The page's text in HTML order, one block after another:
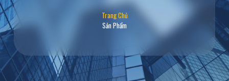
Trang Chủ
Sản Phẩm